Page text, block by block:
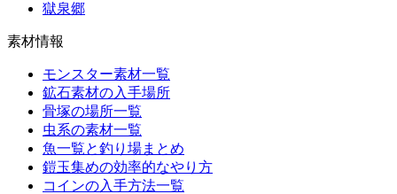
獄泉郷
素材情報
モンスター素材一覧
鉱石素材の入手場所
骨塚の場所一覧
虫系の素材一覧
魚一覧と釣り場まとめ
鎧玉集めの効率的なやり方
コインの入手方法一覧